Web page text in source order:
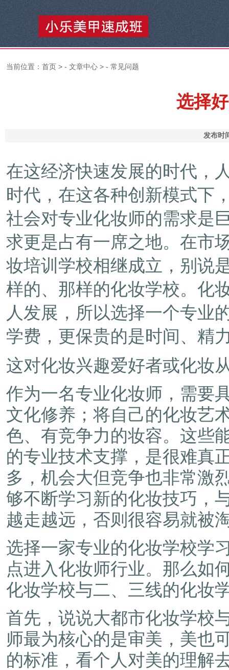
当前位置： 首页 > - 文章中心 > - 常见问题
选择
发布时
在这经济快速发展的时代，
时代，在这各种创新模式下
社会对专业化妆师的需求是
求更是占有一席之地。在市
妆培训学校相继成立，别说
样的、那样的化妆学校。化
人发展，所以选择一个专业
学费，更保贵的是时间、精
这对化妆兴趣爱好者或化妆
作为一名专业化妆师，需要
文化修养；将自己的化妆艺
色、有竞争力的妆容。这些
的专业技术支撑，是很难真
多，机会大但竞争也非常激
够不断学习新的化妆技巧，
越走越远，否则很容易就被
选择一家专业的化妆学校学
点进入化妆师行业。那么如
化妆学校与二、三线的化妆
首先，说说大都市化妆学校
师最为核心的是审美，美也
的标准，看个人对美的理解